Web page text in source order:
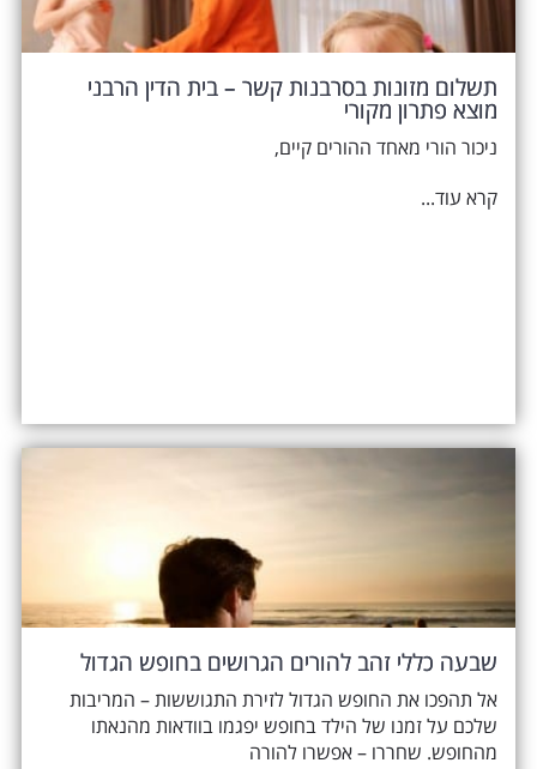
תשלום מזונות בסרבנות קשר – בית הדין הרבני
מוצא פתרון מקורי
ניכור הורי מאחד ההורים קיים,
קרא עוד...
שבעה כללי זהב להורים הגרושים בחופש הגדול
אל תהפכו את החופש הגדול לזירת התגוששות – המריבות
שלכם על זמנו של הילד בחופש יפגמו בוודאות מהנאתו
מהחופש. שחררו – אפשרו להורה